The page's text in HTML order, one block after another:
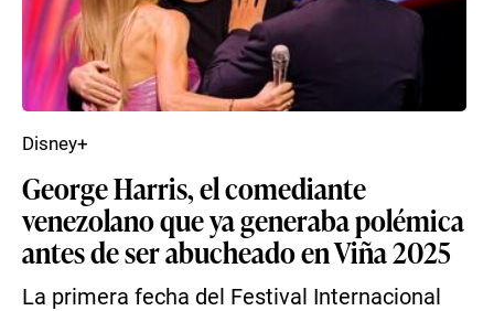
George Harris, el comediante
venezolano que ya generaba polémica
antes de ser abucheado en Viña 2025
La primera fecha del Festival Internacional
Disney+